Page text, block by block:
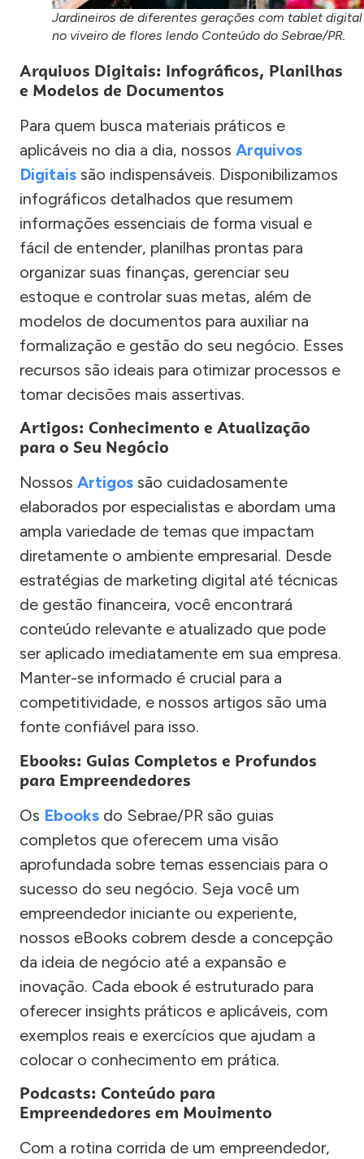
Jardineiros de diferentes gerações com tablet digital
no viveiro de flores lendo Conteúdo do Sebrae/PR.
Arquivos Digitais: Infográficos, Planilhas
e Modelos de Documentos
Para quem busca materiais práticos e
aplicáveis no dia a dia, nossos Arquivos
Digitais são indispensáveis. Disponibilizamos
infográficos detalhados que resumem
informações essenciais de forma visual e
fácil de entender, planilhas prontas para
organizar suas finanças, gerenciar seu
estoque e controlar suas metas, além de
modelos de documentos para auxiliar na
formalização e gestão do seu negócio. Esses
recursos são ideais para otimizar processos e
tomar decisões mais assertivas.
Artigos: Conhecimento e Atualização
para o Seu Negócio
Nossos Artigos são cuidadosamente
elaborados por especialistas e abordam uma
ampla variedade de temas que impactam
diretamente o ambiente empresarial. Desde
estratégias de marketing digital até técnicas
de gestão financeira, você encontrará
conteúdo relevante e atualizado que pode
ser aplicado imediatamente em sua empresa.
Manter-se informado é crucial para a
competitividade, e nossos artigos são uma
fonte confiável para isso.
Ebooks: Guias Completos e Profundos
para Empreendedores
Os Ebooks do Sebrae/PR são guias
completos que oferecem uma visão
aprofundada sobre temas essenciais para o
sucesso do seu negócio. Seja você um
empreendedor iniciante ou experiente,
nossos eBooks cobrem desde a concepção
da ideia de negócio até a expansão e
inovação. Cada ebook é estruturado para
oferecer insights práticos e aplicáveis, com
exemplos reais e exercícios que ajudam a
colocar o conhecimento em prática.
Podcasts: Conteúdo para
Empreendedores em Movimento
Com a rotina corrida de um empreendedor,